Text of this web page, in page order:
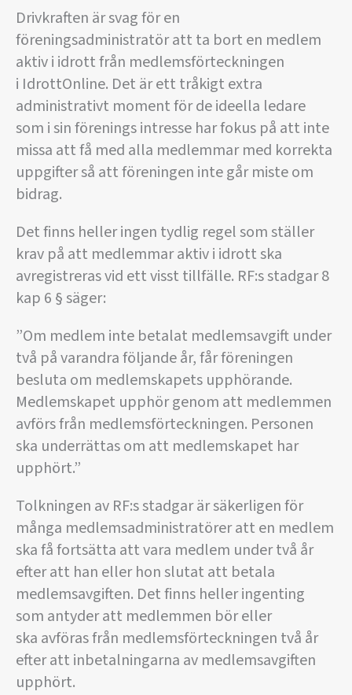
Drivkraften är svag för en
föreningsadministratör att ta bort en medlem
aktiv i idrott från medlemsförteckningen
i IdrottOnline. Det är ett tråkigt extra
administrativt moment för de ideella ledare
som i sin förenings intresse har fokus på att inte
missa att få med alla medlemmar med korrekta
uppgifter så att föreningen inte går miste om
bidrag.
Det finns heller ingen tydlig regel som ställer
krav på att medlemmar aktiv i idrott ska
avregistreras vid ett visst tillfälle. RF:s stadgar 8
kap 6 § säger:
”Om medlem inte betalat medlemsavgift under
två på varandra följande år, får föreningen
besluta om medlemskapets upphörande.
Medlemskapet upphör genom att medlemmen
avförs från medlemsförteckningen. Personen
ska underrättas om att medlemskapet har
upphört.”
Tolkningen av RF:s stadgar är säkerligen för
många medlemsadministratörer att en medlem
ska få fortsätta att vara medlem under två år
efter att han eller hon slutat att betala
medlemsavgiften. Det finns heller ingenting
som antyder att medlemmen bör eller
ska avföras från medlemsförteckningen två år
efter att inbetalningarna av medlemsavgiften
upphört.